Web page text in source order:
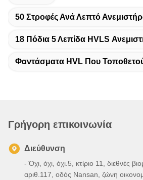
50 Στροφές Ανά Λεπτό
18 Πόδια 5 Λεπίδα HVLS
Φαντάσματα HVL Που
Γρήγορη επικοινωνία
Διεύθυνση
- Όχι, όχι, όχι.5, κτίριο 11, διεθνές
αριθ.117, οδός Nansan, ζώνη